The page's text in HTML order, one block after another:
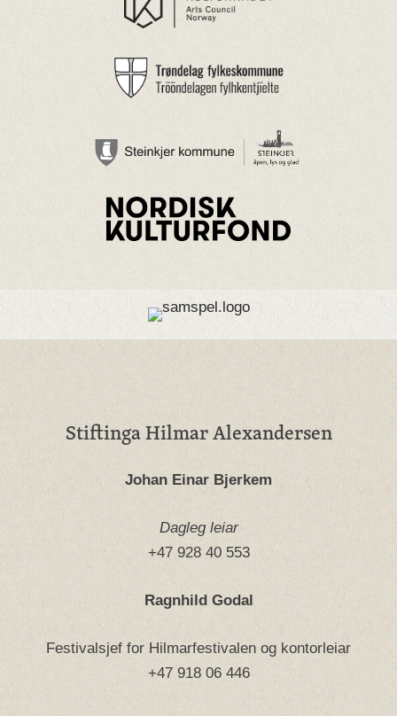
Stiftinga Hilmar Alexandersen
Johan Einar Bjerkem
Dagleg leiar
+47 928 40 553
Ragnhild Godal
Festivalsjef for Hilmarfestivalen og kontorleiar
+47 918 06 446